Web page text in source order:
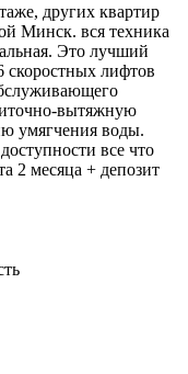
других квартир
Минск. вся техника
Это лучший
скоростных лифтов
вытяжную
умягчения воды.
все что
2 месяца + депозит